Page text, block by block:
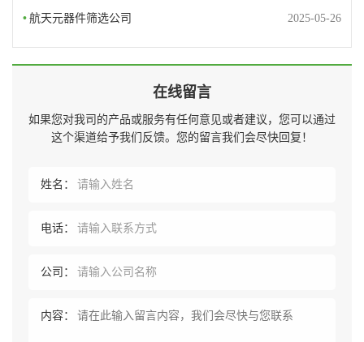
• 2025-05-26
航天元器件筛选公司
在线留言
如果您对我司的产品或服务有任何意见或者建议，您可以通过
这个渠道给予我们反馈。您的留言我们会尽快回复！
姓名：
电话：
公司：
内容：